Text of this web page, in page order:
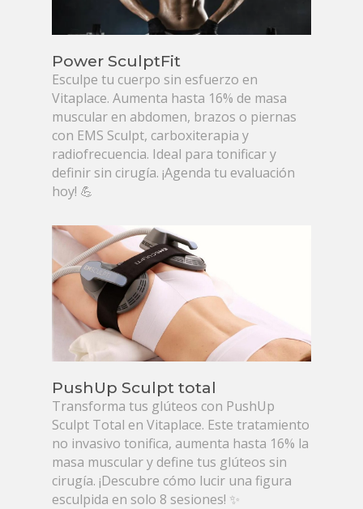
Power SculptFit
Esculpe tu cuerpo sin esfuerzo en
Vitaplace. Aumenta hasta 16% de masa
muscular en abdomen, brazos o piernas
con EMS Sculpt, carboxiterapia y
radiofrecuencia. Ideal para tonificar y
definir sin cirugía. ¡Agenda tu evaluación
hoy! 💪
PushUp Sculpt total
Transforma tus glúteos con PushUp
Sculpt Total en Vitaplace. Este tratamiento
no invasivo tonifica, aumenta hasta 16% la
masa muscular y define tus glúteos sin
cirugía. ¡Descubre cómo lucir una figura
esculpida en solo 8 sesiones! ✨